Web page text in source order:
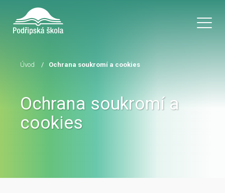
Úvod / Ochrana soukromí a cookies
Ochrana soukromí a
cookies